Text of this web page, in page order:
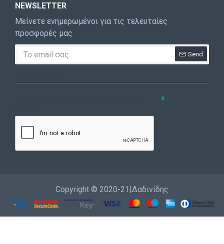
NEWSLETTER
Μείνετε ενημερωμένοι για τις τελευταίες
προσφορές μας
Send
Copyright © 2020-21|Δαδινίδης
Σύνδεση Εγγραφή Επικοινωνία Καλέστε μας